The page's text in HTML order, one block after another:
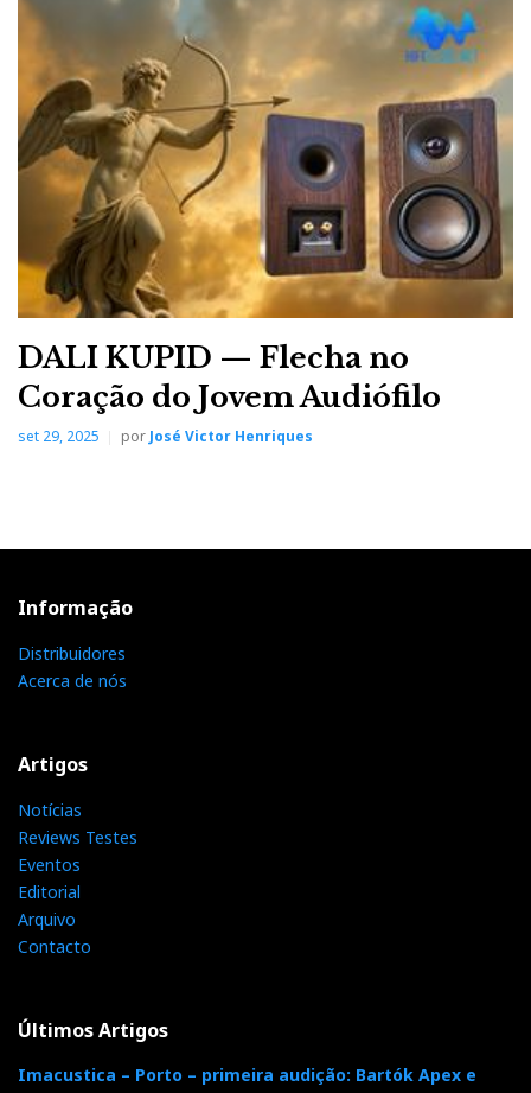
DALI KUPID — Flecha no
Coração do Jovem Audiófilo
set 29, 2025 porJosé Victor Henriques
Informação
Distribuidores
Acerca de nós
Artigos
Notícias
Reviews Testes
Eventos
Editorial
Arquivo
Contacto
Últimos Artigos
Imacustica – Porto – primeira audição: Bartók Apex e